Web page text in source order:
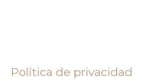
Política de privacidad